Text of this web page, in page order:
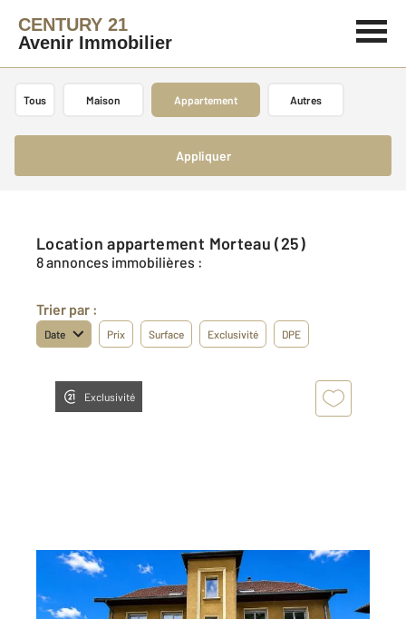
CENTURY 21
Avenir Immobilier
Tous Maison Appartement Autres
Appliquer
Location appartement Morteau (25)
8 annonces immobilières :
Trier par :
Date Prix Surface Exclusivité DPE
Exclusivité
MORTEAU 25
, 4 pièces
Ref : 10417